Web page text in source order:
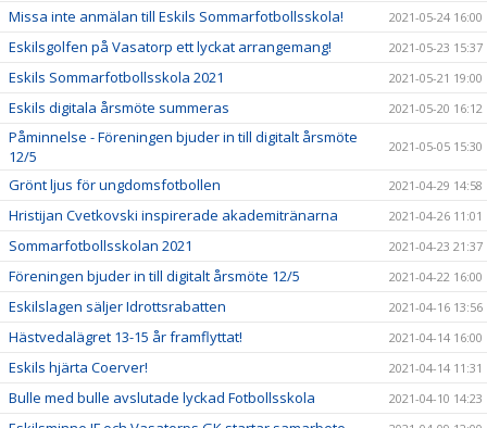
Missa inte anmälan till Eskils Sommarfotbollsskola! 2021-05-24 16:00
Eskilsgolfen på Vasatorp ett lyckat arrangemang! 2021-05-23 15:37
Eskils Sommarfotbollsskola 2021 2021-05-21 19:00
Eskils digitala årsmöte summeras 2021-05-20 16:12
Påminnelse - Föreningen bjuder in till digitalt årsmöte
12/5
2021-05-05 15:30
Grönt ljus för ungdomsfotbollen 2021-04-29 14:58
Hristijan Cvetkovski inspirerade akademitränarna 2021-04-26 11:01
Sommarfotbollsskolan 2021 2021-04-23 21:37
Föreningen bjuder in till digitalt årsmöte 12/5 2021-04-22 16:00
Eskilslagen säljer Idrottsrabatten 2021-04-16 13:56
Hästvedalägret 13-15 år framflyttat! 2021-04-14 16:00
Eskils hjärta Coerver! 2021-04-14 11:31
Bulle med bulle avslutade lyckad Fotbollsskola 2021-04-10 14:23